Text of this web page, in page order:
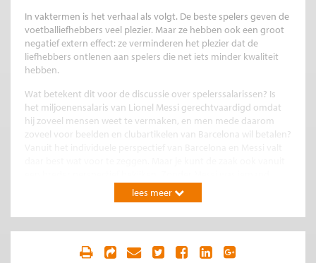
In vaktermen is het verhaal als volgt. De beste spelers geven de
voetballiefhebbers veel plezier. Maar ze hebben ook een groot
negatief extern effect: ze verminderen het plezier dat de
liefhebbers ontlenen aan spelers die net iets minder kwaliteit
hebben.
Wat betekent dit voor de discussie over spelerssalarissen? Is
het miljoenensalaris van Lionel Messi gerechtvaardigd omdat
hij zoveel mensen weet te vermaken, en men mede daarom
zoveel voor beelden en clubartikelen van Barcelona wil betalen?
anders de beste geweest, en deze speler was dan ongeveer
even geliefd geweest als Messi nu. De uiteindelijke reden
waarom liefhebbers zoveel geld aan voetbal besteden is dat de
voetbal in het verleden groot hebben gemaakt. Zo bezien is het
lees meer